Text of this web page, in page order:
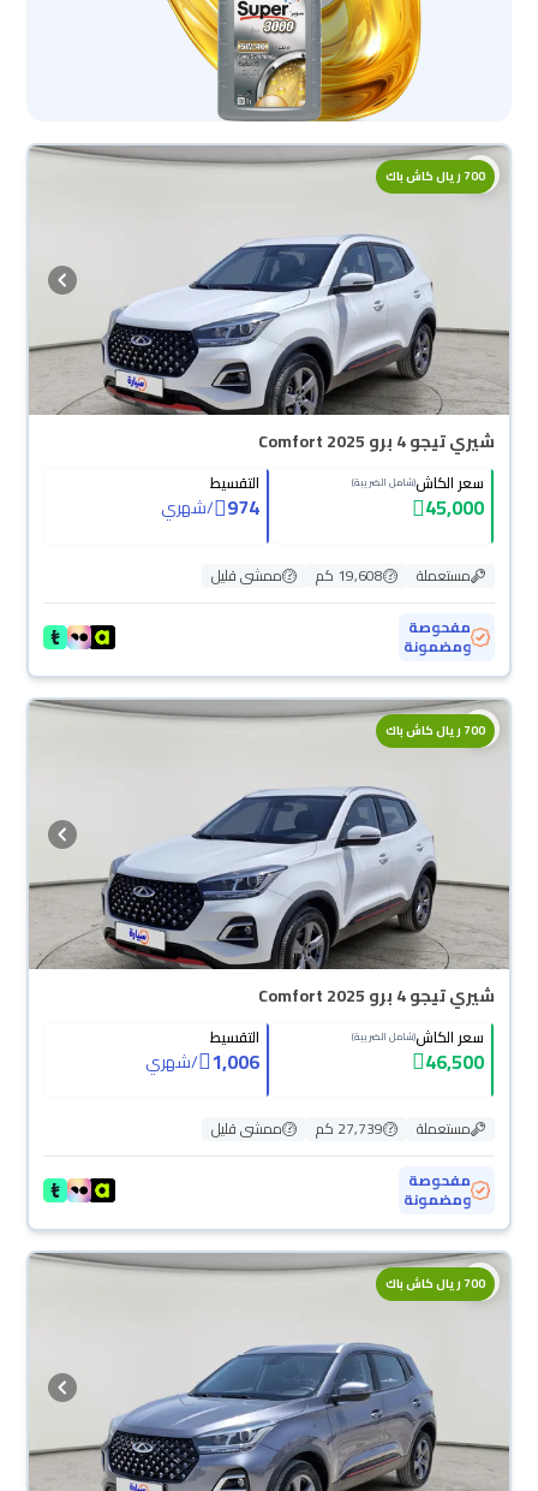
700 ريال كاش باك
شيري تيجو 4 برو Comfort 2025
سعر الكاش(شامل الضريبة)
45,000
التقسيط
974
/شهري
مستعملة 19,608 كم
ممشى قليل
مفحوصة
ومضمونة
700 ريال كاش باك
شيري تيجو 4 برو Comfort 2025
سعر الكاش(شامل الضريبة)
46,500
التقسيط
1,006
/شهري
مستعملة 27,739 كم
ممشى قليل
مفحوصة
ومضمونة
700 ريال كاش باك